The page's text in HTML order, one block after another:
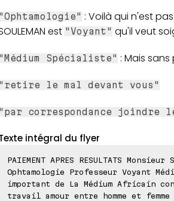
"Ophtamologie" : Voilà qui n'est
est "Voyant" qu'il veut
"Médium Spécialiste" : Mais
"retire le mal devant vous"
"par correspondance
intégral du flyer
PAIEMENT APRES RESULTATS Monsieur
Ophtamologie Professeur Voyant
important de La Médium Africain
travail amour entre homme et